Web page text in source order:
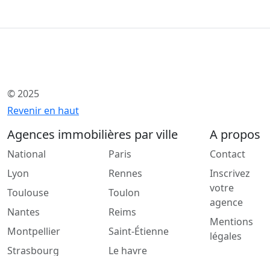
© 2025
Revenir en haut
Agences immobilières par ville
National
Lyon
Toulouse
Nantes
Montpellier
Strasbourg
Paris
Rennes
Toulon
Reims
Saint-Étienne
Le havre
A propos
Contact
Inscrivez
votre
agence
Mentions
légales